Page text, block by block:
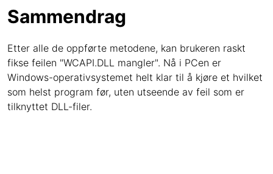
Sammendrag
Etter alle de oppførte metodene, kan brukeren raskt
fikse feilen "WCAPI.DLL mangler". Nå i PCen er
Windows-operativsystemet helt klar til å kjøre et hvilket
som helst program før, uten utseende av feil som er
tilknyttet DLL-filer.